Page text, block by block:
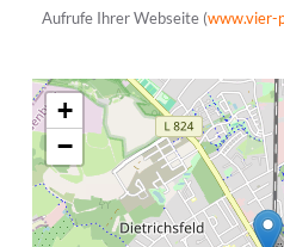
Aufrufe Ihrer Webseite (www.vier-
+
−